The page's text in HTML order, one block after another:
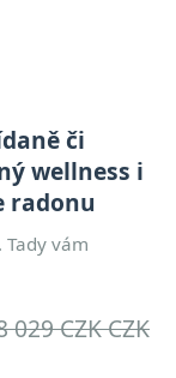
či
wellness i
radonu
vám
029 CZK CZK